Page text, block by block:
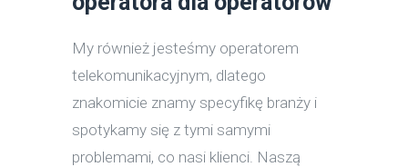
My również jesteśmy operatorem
telekomunikacyjnym, dlatego
znakomicie znamy specyfikę branży i
spotykamy się z tymi samymi
problemami, co nasi klienci. Naszą